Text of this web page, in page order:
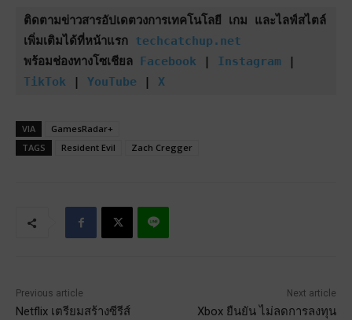
ติดตามข่าวสารอัปเดตวงการเทคโนโลยี เกม และไลฟ์สไตล์
เพิ่มเติมได้ที่หน้าแรก techcatchup.net
พร้อมช่องทางโซเชียล
Facebook Instagram
TikTok
YouTube X
VIA
GamesRadar+
TAGS
Resident Evil Zach Cregger
Previous article
Netflix เตรียมสร้างซีรีส์
Next article
Xbox ยืนยัน ไม่ลดการลงทุน